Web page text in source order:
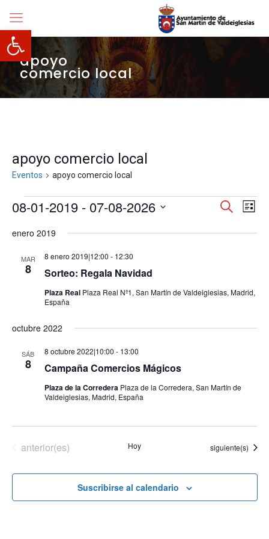
Abrir barra de herramientas
apoyo
comercio local
apoyo comercio local
Eventos apoyo comercio local
Eventos
Buscar
de
de
Lista
08-01-2019 - 07-08-2026
la
enero 2019
MAR
8 Sorteo: Regala Navidad
8 enero 2019|12:00 - 12:30
Plaza Real Plaza Real Nº1, San Martín de Valdeiglesias, Madrid,
España
octubre 2022
SÁB
8 Campaña Comercios Mágicos
8 octubre 2022|10:00 - 13:00
Plaza de la Corredera Plaza de la Corredera, San Martín de
Valdeiglesias, Madrid, España
Eventos
anterior(es) Hoy Eventos
siguiente(s)
Suscribirse al calendario